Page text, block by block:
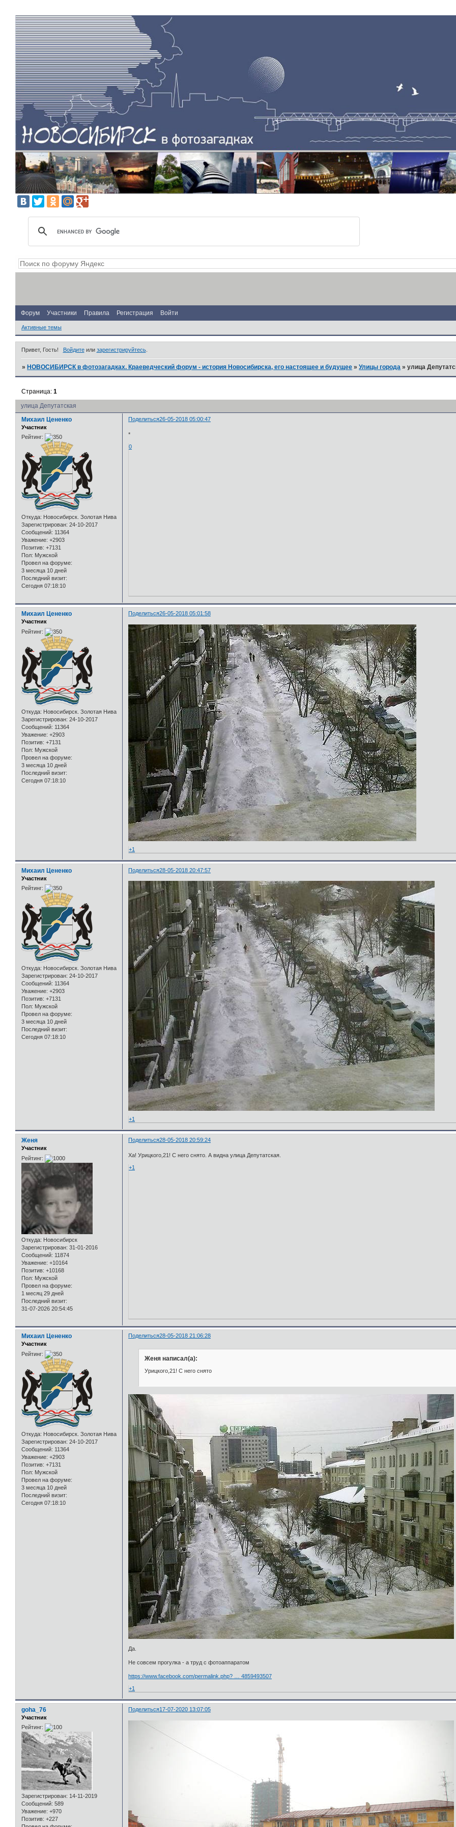
Форум Участники Правила Регистрация Войти
Активные темы
Привет, Гость! Войдитеили зарегистрируйтесь.
»НОВОСИБИРСК в фотозагадках. Краеведческий форум - история Новосибирска, его настоящее и будущее »Улицы города »улица
улица Депутатская
Страница:1
Поделиться26-05-2018 05:00:47
Михаил Цененко
Участник
Рейтинг:
Откуда: Новосибирск. Золотая Нива
Зарегистрирован: 24-10-2017
Сообщений: 11364
Уважение: +2903
Позитив: +7131
Пол: Мужской
Провел на форуме:
3 месяца 10 дней
Последний визит:
Сегодня 07:18:10
*
0
Поделиться26-05-2018 05:01:58
Михаил Цененко
Участник
Рейтинг:
Откуда: Новосибирск. Золотая Нива
Зарегистрирован: 24-10-2017
Сообщений: 11364
Уважение: +2903
Позитив: +7131
Пол: Мужской
Провел на форуме:
3 месяца 10 дней
Последний визит:
Сегодня 07:18:10
+1
Поделиться28-05-2018 20:47:57
Михаил Цененко
Участник
Рейтинг:
Откуда: Новосибирск. Золотая Нива
Зарегистрирован: 24-10-2017
Сообщений: 11364
Уважение: +2903
Позитив: +7131
Пол: Мужской
Провел на форуме:
3 месяца 10 дней
Последний визит:
Сегодня 07:18:10
+1
Поделиться28-05-2018 20:59:24
Женя
Участник
Рейтинг:
Откуда: Новосибирск
Зарегистрирован: 31-01-2016
Сообщений: 11874
Уважение: +10164
Позитив: +10168
Пол: Мужской
Провел на форуме:
1 месяц 29 дней
Последний визит:
31-07-2026 20:54:45
Ха! Урицкого,21! С него снято. А видна улица Депутатская.
+1
Поделиться28-05-2018 21:06:28
Михаил Цененко
Участник
Рейтинг:
Откуда: Новосибирск. Золотая Нива
Зарегистрирован: 24-10-2017
Сообщений: 11364
Уважение: +2903
Позитив: +7131
Пол: Мужской
Провел на форуме:
3 месяца 10 дней
Последний визит:
Сегодня 07:18:10
Женя написал(а):
Урицкого,21! С него снято
Да.
Не совсем прогулка - а труд с фотоаппаратом
https://www.facebook.com/permalink.php? … 4859493507
+1
Поделиться17-07-2020 13:07:05
goha_76
Участник
Рейтинг:
Зарегистрирован: 14-11-2019
Сообщений: 589
Уважение: +970
Позитив: +227